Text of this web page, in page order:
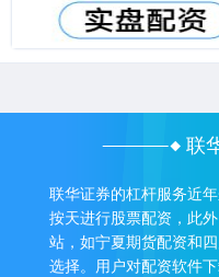
联
联华证券的杠杆服务近
按天进行股票配资，此
站，如宁夏期货配资和
选择。用户对配资软件